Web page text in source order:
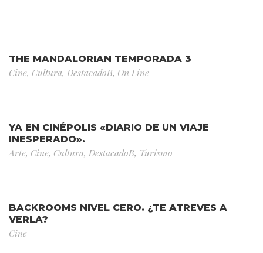
THE MANDALORIAN TEMPORADA 3
Cine, Cultura, DestacadoB, On Line
YA EN CINÉPOLIS «DIARIO DE UN VIAJE
INESPERADO».
Arte, Cine, Cultura, DestacadoB, Turismo
BACKROOMS NIVEL CERO. ¿TE ATREVES A
VERLA?
Cine